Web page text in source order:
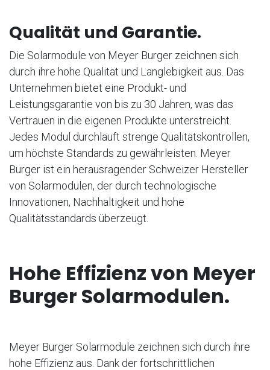
Qualität und Garantie.
Die Solarmodule von Meyer Burger zeichnen sich
durch ihre hohe Qualität und Langlebigkeit aus. Das
Unternehmen bietet eine Produkt- und
Leistungsgarantie von bis zu 30 Jahren, was das
Vertrauen in die eigenen Produkte unterstreicht.
Jedes Modul durchläuft strenge Qualitätskontrollen,
um höchste Standards zu gewährleisten. Meyer
Burger ist ein herausragender Schweizer Hersteller
von Solarmodulen, der durch technologische
Innovationen, Nachhaltigkeit und hohe
Qualitätsstandards überzeugt.
Hohe Effizienz von Meyer
Burger Solarmodulen.
Meyer Burger Solarmodule zeichnen sich durch ihre
hohe Effizienz aus. Dank der fortschrittlichen